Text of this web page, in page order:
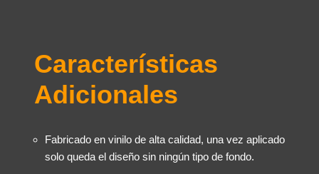
Características
Adicionales
Fabricado en vinilo de alta calidad, una vez aplicado
solo queda el diseño sin ningún tipo de fondo.